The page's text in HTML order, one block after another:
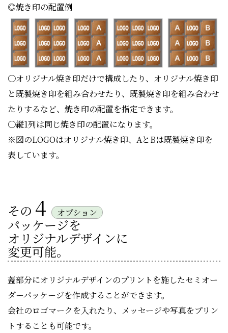
◎焼き印の配置例
〇オリジナル焼き印だけで構成したり、オリジナル焼き印
と既製焼き印を組み合わせたり、既製焼き印を組み合わせ
たりするなど、焼き印の配置を指定できます。
〇縦1列は同じ焼き印の配置になります。
※図のLOGOはオリジナル焼き印、AとBは既製焼き印を
表しています。
その 4 オプション
パッケージを
オリジナルデザインに
変更可能。
蓋部分にオリジナルデザインのプリントを施したセミオー
ダーパッケージを作成することができます。
会社のロゴマークを入れたり、メッセージや写真をプリン
トすることも可能です。